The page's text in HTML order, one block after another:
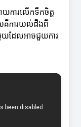
យការលើកទឹកចិត្ត
យគឺការយល់ដឹងពី
យដែលអាចជួយការ